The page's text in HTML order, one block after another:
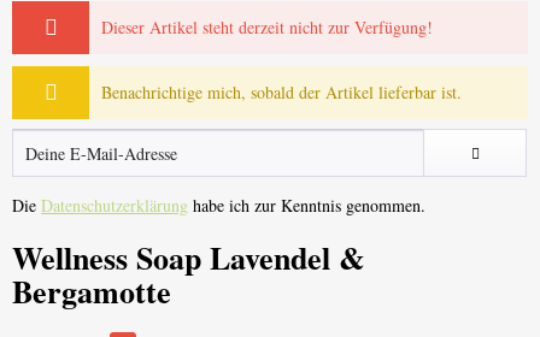
Dieser Artikel steht derzeit nicht zur Verfügung!
Benachrichtige mich, sobald der Artikel lieferbar ist.
Die Datenschutzerklärung habe ich zur Kenntnis genommen.
Wellness Soap Lavendel &
Bergamotte